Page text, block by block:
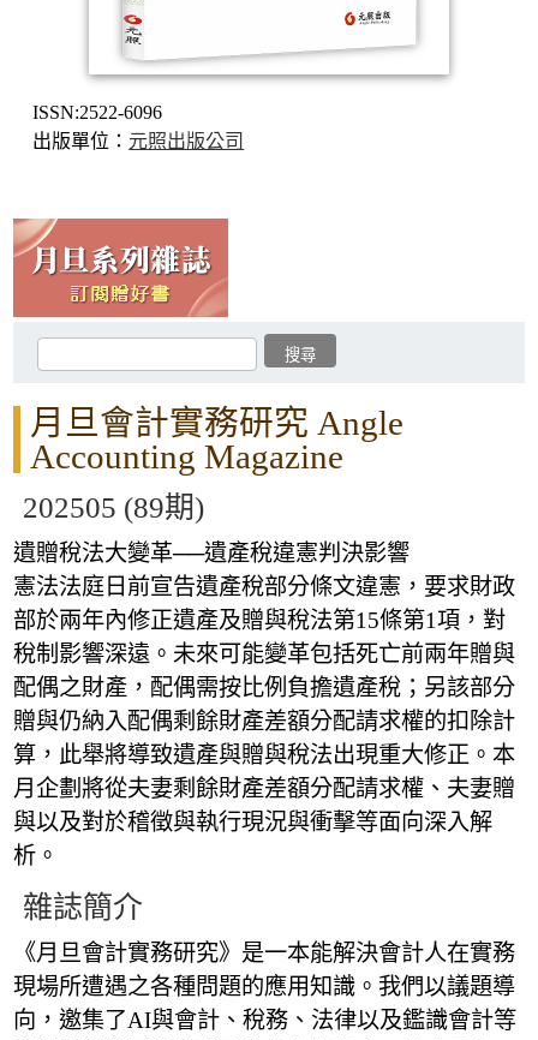
ISSN:2522-6096
出版單位： 元照出版公司
月旦會計實務研究 Angle
Accounting Magazine
202505 (89期)
遺贈稅法大變革──遺產稅違憲判決影響
憲法法庭日前宣告遺產稅部分條文違憲，要求財政
部於兩年內修正遺產及贈與稅法第15條第1項，對
稅制影響深遠。未來可能變革包括死亡前兩年贈與
配偶之財產，配偶需按比例負擔遺產稅；另該部分
贈與仍納入配偶剩餘財產差額分配請求權的扣除計
算，此舉將導致遺產與贈與稅法出現重大修正。本
月企劃將從夫妻剩餘財產差額分配請求權、夫妻贈
與以及對於稽徵與執行現況與衝擊等面向深入解
析。
雜誌簡介
《月旦會計實務研究》是一本能解決會計人在實務
現場所遭遇之各種問題的應用知識。我們以議題導
向，邀集了AI與會計、稅務、法律以及鑑識會計等